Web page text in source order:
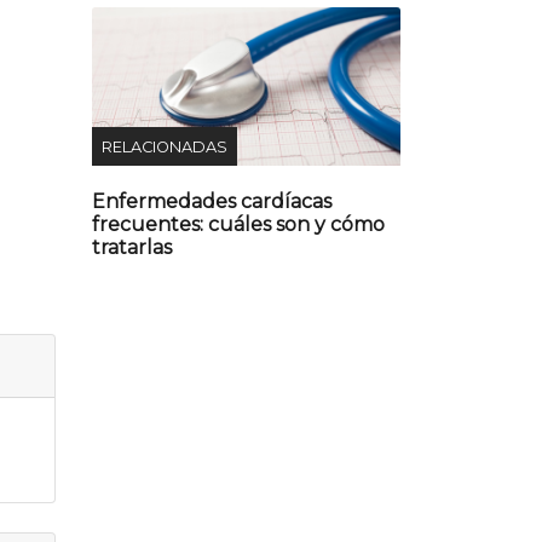
RELACIONADAS
Enfermedades cardíacas
frecuentes: cuáles son y cómo
tratarlas